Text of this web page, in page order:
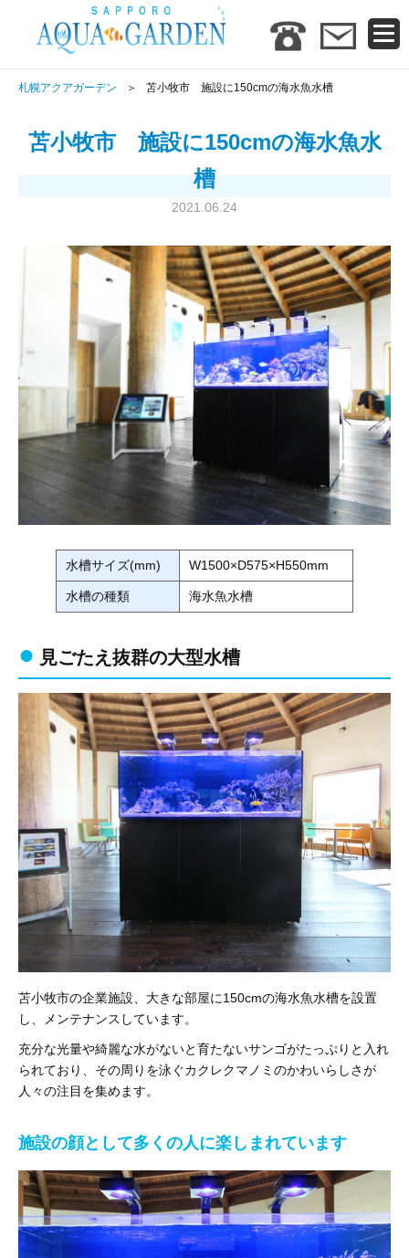
札幌アクアガーデン 苫小牧市 施設に150cmの海水魚水槽
苫小牧市 施設に150cmの海水魚水
槽
2021.06.24
水槽サイズ(mm) W1500×D575×H550mm
水槽の種類 海水魚水槽
見ごたえ抜群の大型水槽
苫小牧市の企業施設、大きな部屋に150cmの海水魚水槽を設置
し、メンテナンスしています。
充分な光量や綺麗な水がないと育たないサンゴがたっぷりと入れ
られており、その周りを泳ぐカクレクマノミのかわいらしさが
人々の注目を集めます。
施設の顔として多くの人に楽しまれています